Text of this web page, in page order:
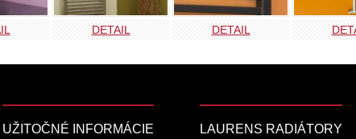
DETAIL DETAIL
UŽITOČNÉ INFORMÁCIE LAURENS RADIÁTORY